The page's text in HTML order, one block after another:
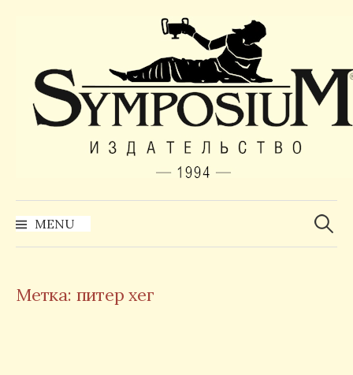
MENU Найти:
Метка: питер хег